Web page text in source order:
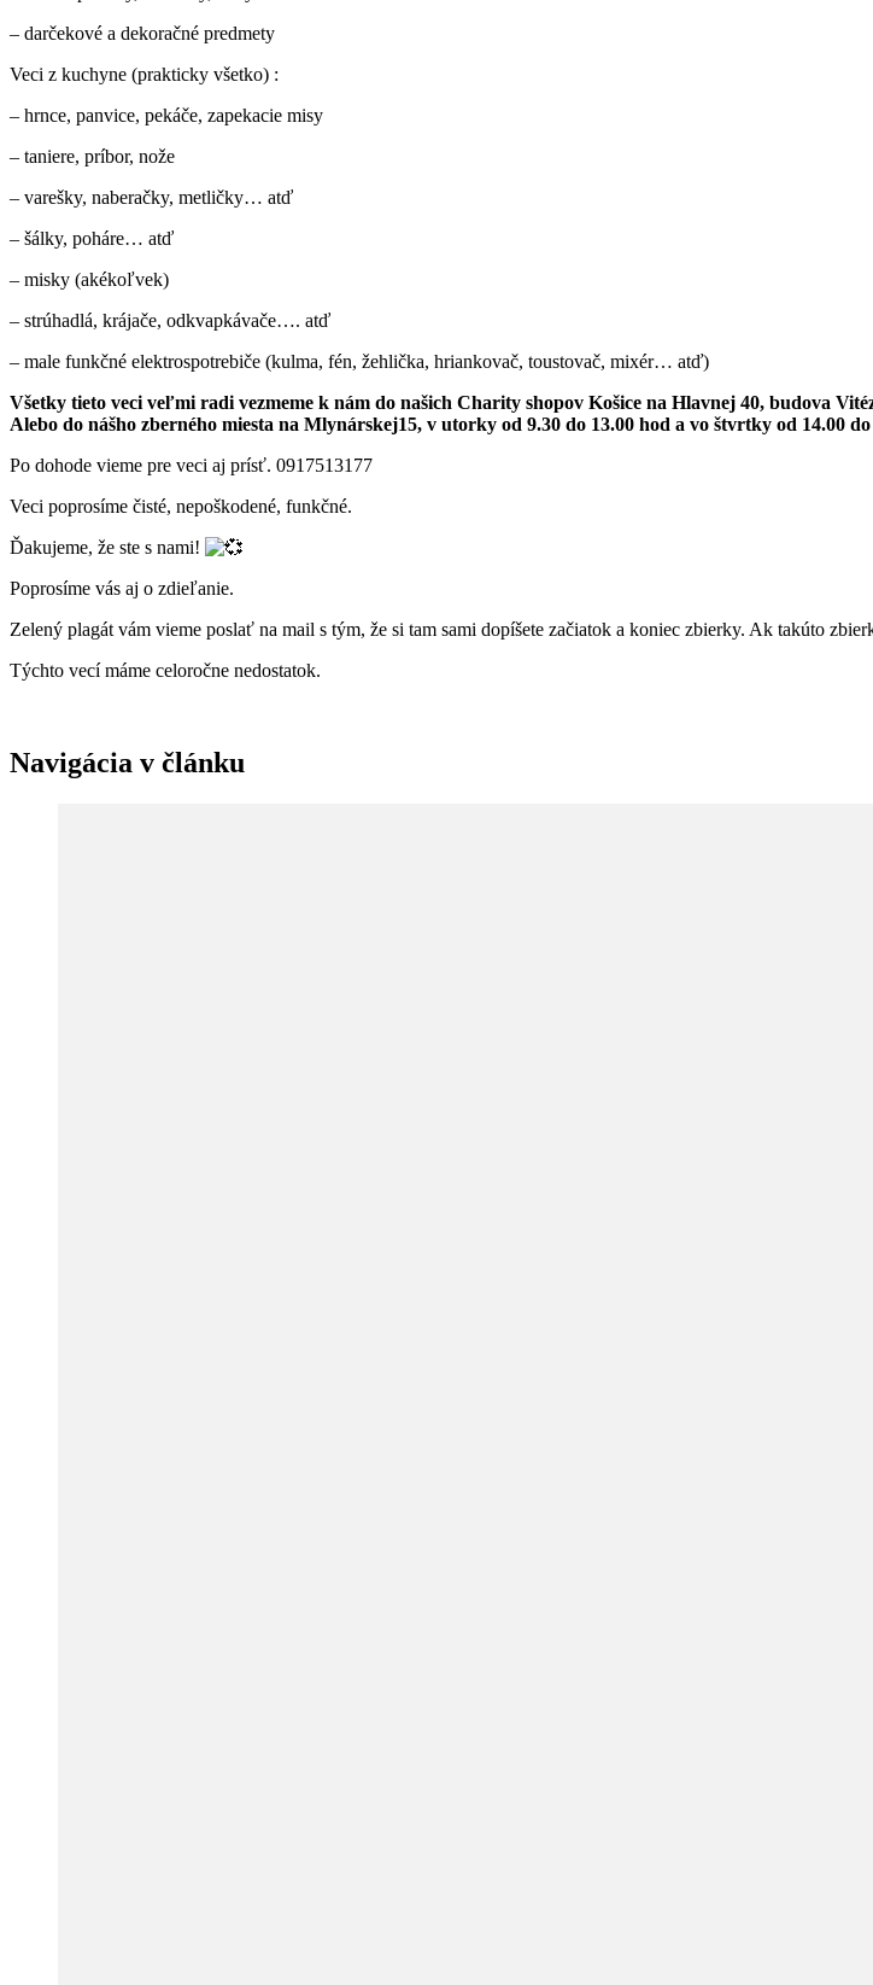
– darčekové a dekoračné predmety
Veci z kuchyne (prakticky všetko) :
– hrnce, panvice, pekáče, zapekacie misy
– taniere, príbor, nože
– varešky, naberačky, metličky… atď
– šálky, poháre… atď
– misky (akékoľvek)
– strúhadlá, krájače, odkvapkávače…. atď
– male funkčné elektrospotrebiče (kulma, fén, žehlička, hriankovač, toustovač, mixér… atď)
Všetky tieto veci veľmi radi vezmeme k nám do našich Charity shopov Košice na Hlavnej 40, budova
Alebo do nášho zberného miesta na Mlynárskej15, v utorky od 9.30 do 13.00 hod a vo štvrtky od 14.00
Po dohode vieme pre veci aj prísť. 0917513177
Veci poprosíme čisté, nepoškodené, funkčné.
Ďakujeme, že ste s nami!
Poprosíme vás aj o zdieľanie.
Zelený plagát vám vieme poslať na mail s tým, že si tam sami dopíšete začiatok a koniec zbierky. Ak takúto
Týchto vecí máme celoročne nedostatok.
Navigácia v článku